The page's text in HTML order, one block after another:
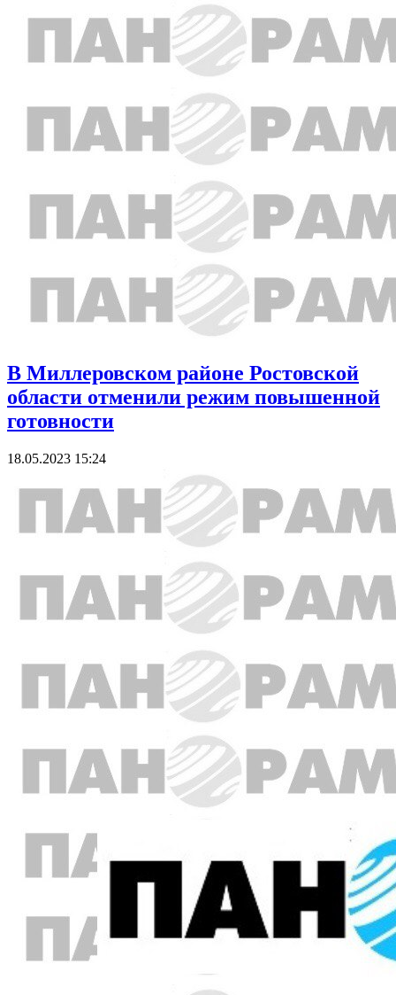
В Миллеровском районе Ростовской
области отменили режим повышенной
готовности
18.05.2023 15:24